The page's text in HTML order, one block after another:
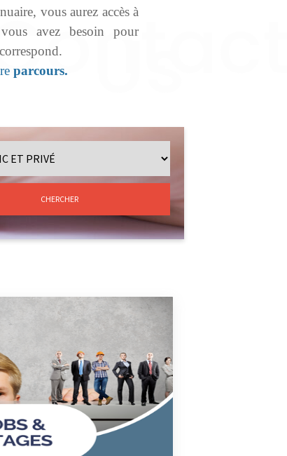
vous aurez accès à
avez besoin pour
parcours.
CHERCHER